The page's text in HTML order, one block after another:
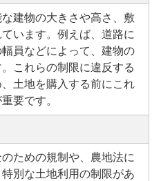
建物の大きさや高さ、敷
います。例えば、道路に
員などによって、建物の
これらの制限に違反する
土地を購入する前にこれ
要です。
ための規制や、農地法に
別な土地利用の制限があ